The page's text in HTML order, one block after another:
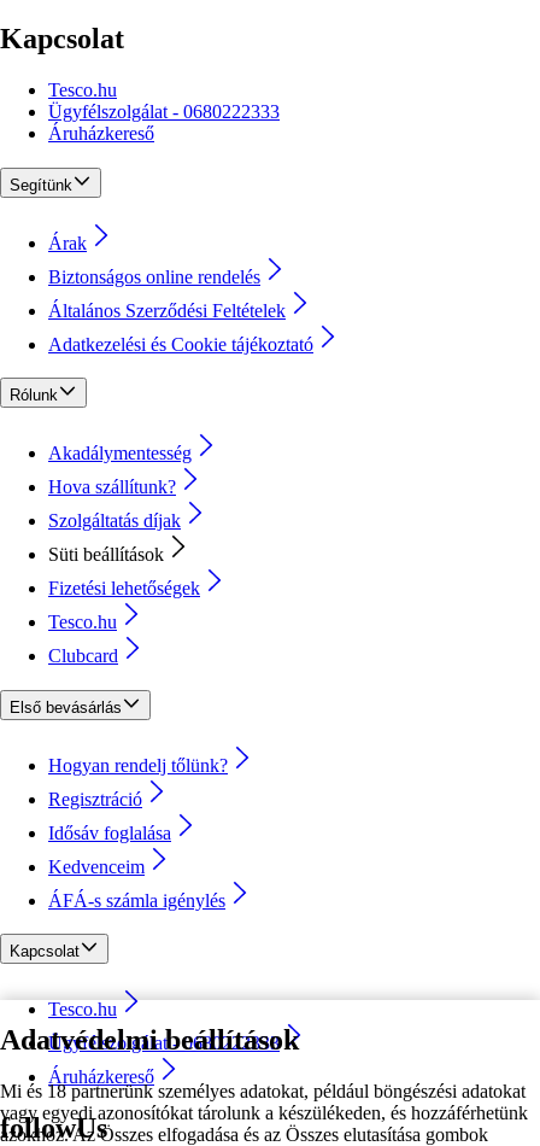
Adatvédelmi beállítások
Mi és 18 partnerünk személyes adatokat, például böngészési adatokat
vagy egyedi azonosítókat tárolunk a készülékeden, és hozzáférhetünk
azokhoz. Az Összes elfogadása és az Összes elutasítása gombok
Kapcsolat
Tesco.hu
Ügyfélszolgálat - 0680222333
Áruházkereső
Segítünk
Árak
Biztonságos online rendelés
Általános Szerződési Feltételek
Adatkezelési és Cookie tájékoztató
Rólunk
Akadálymentesség
Hova szállítunk?
Szolgáltatás díjak
Süti beállítások
Fizetési lehetőségek
Tesco.hu
Clubcard
Első bevásárlás
Hogyan rendelj tőlünk?
Regisztráció
Idősáv foglalása
Kedvenceim
ÁFÁ-s számla igénylés
Kapcsolat
Tesco.hu
Ügyfélszolgálat - 0680222333
Áruházkereső
followUs